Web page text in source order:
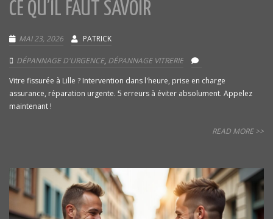
CE QU’IL FAUT SAVOIR
MAI 23, 2026 PATRICK
DÉPANNAGE D'URGENCE, DÉPANNAGE VITRERIE
Vitre fissurée à Lille ? Intervention dans l'heure, prise en charge
assurance, réparation urgente. 5 erreurs à éviter absolument. Appelez
maintenant !
READ MORE >>